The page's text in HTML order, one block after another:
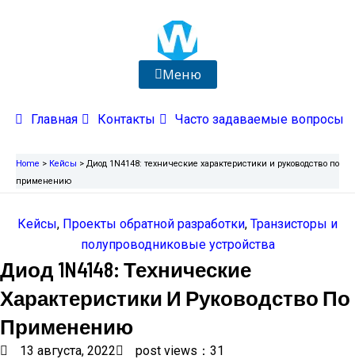
Меню
Главная Контакты Часто задаваемые вопросы
Home > Кейсы > Диод 1N4148: технические характеристики и руководство по
применению
Кейсы, Проекты обратной разработки, Транзисторы и
полупроводниковые устройства
Диод 1N4148: Технические
Характеристики И Руководство По
Применению
13 августа, 2022 post views：31